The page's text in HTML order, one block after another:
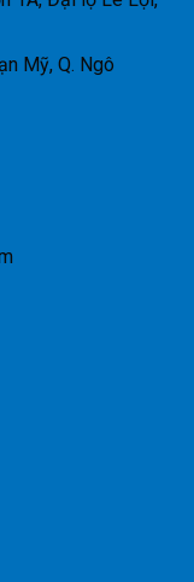
Mỹ, Q. Ngô